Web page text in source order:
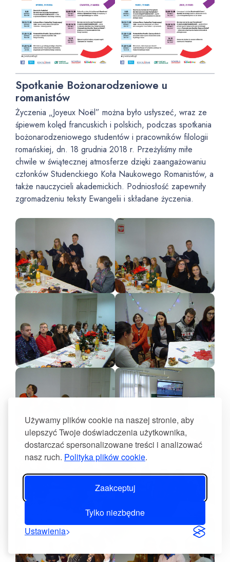
Używamy plików cookie na naszej stronie, aby
ulepszyć Twoje doświadczenia użytkownika,
dostarczać spersonalizowane treści i analizować
nasz ruch. Polityka plików cookie.
Zaakceptuj
Tylko niezbędne
Ustawienia
Spotkanie Bożonarodzeniowe u
romanistów
Życzenia „Joyeux Noël” można było usłyszeć, wraz ze
śpiewem kolęd francuskich i polskich, podczas spotkania
bożonarodzeniowego studentów i pracowników filologii
romańskiej, dn. 18 grudnia 2018 r. Przeżyliśmy miłe
chwile w świątecznej atmosferze dzięki zaangażowaniu
członków Studenckiego Koła Naukowego Romanistów, a
także nauczycieli akademickich. Podniosłość zapewniły
zgromadzeniu teksty Ewangelii i składane życzenia.